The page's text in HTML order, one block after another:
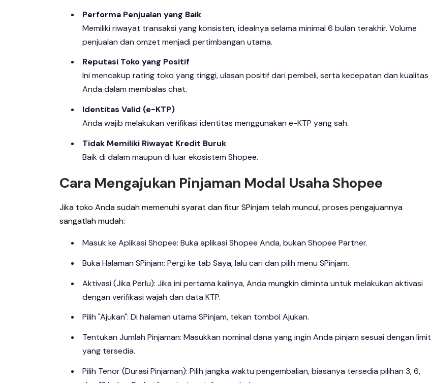
Performa Penjualan yang Baik
Memiliki riwayat transaksi yang konsisten, idealnya selama minimal 6 bulan terakhir. Volume
penjualan dan omzet menjadi pertimbangan utama.
Reputasi Toko yang Positif
Ini mencakup rating toko yang tinggi, ulasan positif dari pembeli, serta kecepatan dan kualitas
Anda dalam membalas chat.
Identitas Valid (e-KTP)
Anda wajib melakukan verifikasi identitas menggunakan e-KTP yang sah.
Tidak Memiliki Riwayat Kredit Buruk
Baik di dalam maupun di luar ekosistem Shopee.
Cara Mengajukan Pinjaman Modal Usaha Shopee
Jika toko Anda sudah memenuhi syarat dan fitur SPinjam telah muncul, proses pengajuannya
sangatlah mudah:
Masuk ke Aplikasi Shopee: Buka aplikasi Shopee Anda, bukan Shopee Partner.
Buka Halaman SPinjam: Pergi ke tab Saya, lalu cari dan pilih menu SPinjam.
Aktivasi (Jika Perlu): Jika ini pertama kalinya, Anda mungkin diminta untuk melakukan aktivasi
dengan verifikasi wajah dan data KTP.
Pilih "Ajukan": Di halaman utama SPinjam, tekan tombol Ajukan.
Tentukan Jumlah Pinjaman: Masukkan nominal dana yang ingin Anda pinjam sesuai dengan limit
yang tersedia.
Pilih Tenor (Durasi Pinjaman): Pilih jangka waktu pengembalian, biasanya tersedia pilihan 3, 6,